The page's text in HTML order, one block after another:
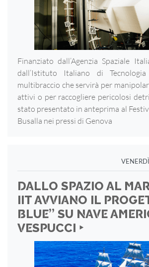
Finanziato dall’Agenzia Spaziale
dall’Istituto Italiano di
multibraccio che servirà per
attivi o per raccogliere pericolosi
stato presentato in anteprima al
Busalla nei pressi di Genova
DALLO SPAZIO AL
IIT AVVIANO IL
BLUE” SU NAVE
VESPUCCI ‣